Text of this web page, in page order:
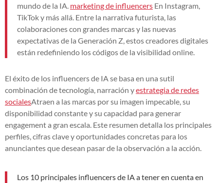
mundo de la IA. marketing de influencers En Instagram,
TikTok y más allá. Entre la narrativa futurista, las
colaboraciones con grandes marcas y las nuevas
expectativas de la Generación Z, estos creadores digitales
están redefiniendo los códigos de la visibilidad online.
El éxito de los influencers de IA se basa en una sutil
combinación de tecnología, narración yestrategia de redes
socialesAtraen a las marcas por su imagen impecable, su
disponibilidad constante y su capacidad para generar
engagement a gran escala. Este resumen detalla los principales
perfiles, cifras clave y oportunidades concretas para los
anunciantes que desean pasar de la observación a la acción.
Los 10 principales influencers de IA a tener en cuenta en